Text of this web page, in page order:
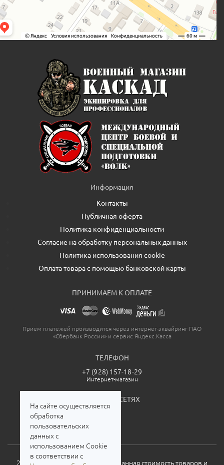
Информация
Контакты
Публичная оферта
Политика конфиденциальности
Согласие на обработку персональных данных
Политика использования cookie
Оплата товара с помощью банковской карты
ПРИНИМАЕМ К ОПЛАТЕ
Прием платежей производится через интернет-эквайринг ПАО
«Сбербанк России» и сервис Яндекс.Касса
ТЕЛЕФОН
+7 (928) 157-18-29
Интернет-магазин
МЫ В СОЦСЕТЯХ
2026. Все права защищены. Указанная стоимость товаров и
На сайте осуществляется
обработка
пользовательских
данных с
использованием Cookie
в соответствии с